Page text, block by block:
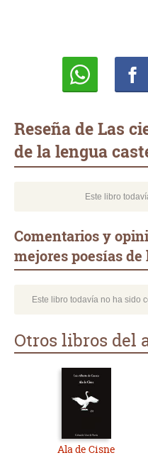
Reseña de Las
de la lengua
Este libro
Comentarios y
mejores poesías
Este libro todavía no ha sido
Otros libros del
Ala de Cisne